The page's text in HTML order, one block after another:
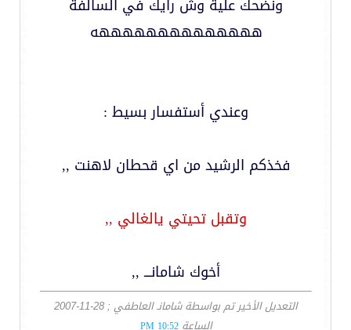
ونضحك علية وش رايك في السالفة
ههههههههههههههه
وعندي أستفسار بسيط :
فخذكم الرشيد من اي قحطان لاهنت ,,
وتقبل تحيتي يالغالي ,,
أخوك شامانـــ ,,
التعديل الأخير تم بواسطة شامانـ العاطفي ; 28-11-2007
الساعة10:52 PM